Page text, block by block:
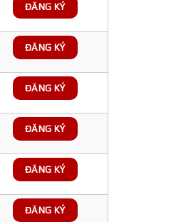
ĐĂNG KÝ
ĐĂNG KÝ
ĐĂNG KÝ
ĐĂNG KÝ
ĐĂNG KÝ
ĐĂNG KÝ